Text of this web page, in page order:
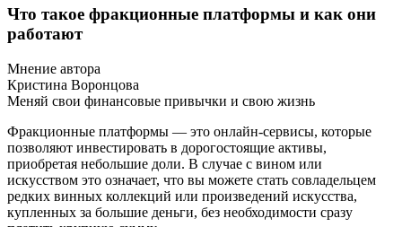
Что такое фракционные платформы и как они
работают
Мнение автора
Кристина Воронцова
Меняй свои финансовые привычки и свою жизнь
Фракционные платформы — это онлайн-сервисы, которые
позволяют инвестировать в дорогостоящие активы,
приобретая небольшие доли. В случае с вином или
искусством это означает, что вы можете стать совладельцем
редких винных коллекций или произведений искусства,
купленных за большие деньги, без необходимости сразу